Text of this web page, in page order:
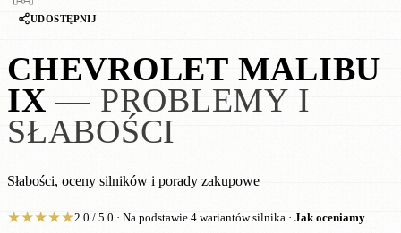
UDOSTĘPNIJ
CHEVROLET MALIBU
IX — PROBLEMY I
SŁABOŚCI
Słabości, oceny silników i porady zakupowe
★★★★★2.0 / 5.0 · Na podstawie 4 wariantów silnika · Jak oceniamy